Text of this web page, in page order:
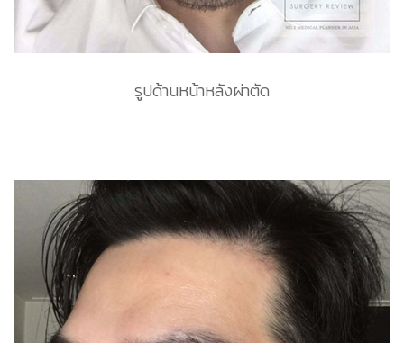
รูปด้านหน้าหลังผ่าตัด